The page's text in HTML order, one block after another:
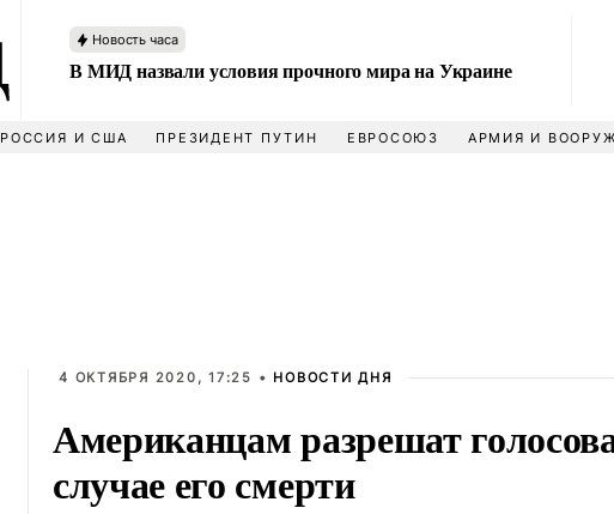
Новость часа
В МИД назвали условия прочного мира на Украине
РОССИЯ И США ПРЕЗИДЕНТ ПУТИН ЕВРОСОЮЗ АРМИЯ И
4 ОКТЯБРЯ 2020, 17:25 • НОВОСТИ ДНЯ
Американцам разрешат
случае его смерти